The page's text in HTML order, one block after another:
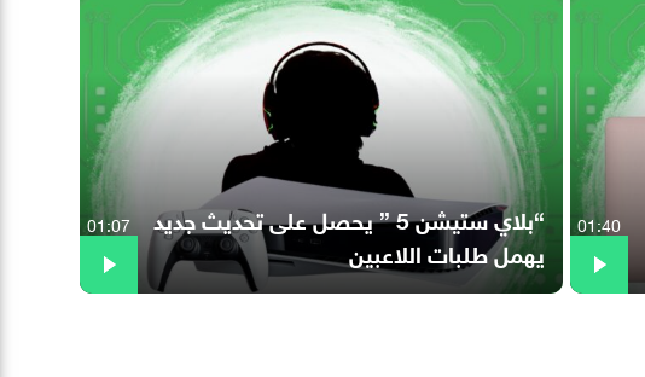
01:40
“بلاي ستيشن 5 ” يحصل على تحديث جديد
يهمل طلبات اللاعبين
01:07